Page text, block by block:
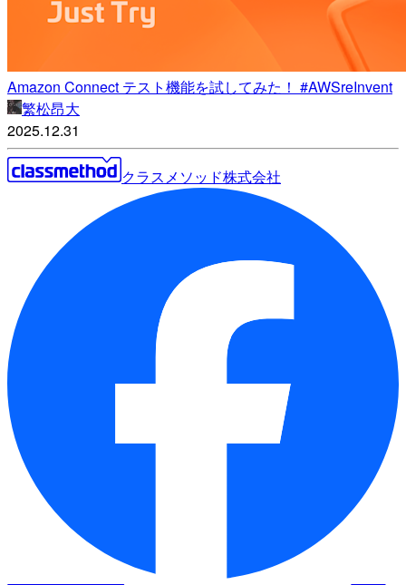
Amazon Connect テスト機能を試してみた！ #AWSreInvent
繁松昂大
2025.12.31
クラスメソッド株式会社